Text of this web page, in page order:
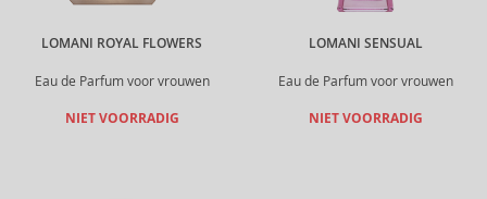
LOMANI ROYAL FLOWERS
Eau de Parfum voor vrouwen
NIET VOORRADIG
LOMANI SENSUAL
Eau de Parfum voor vrouwen
NIET VOORRADIG